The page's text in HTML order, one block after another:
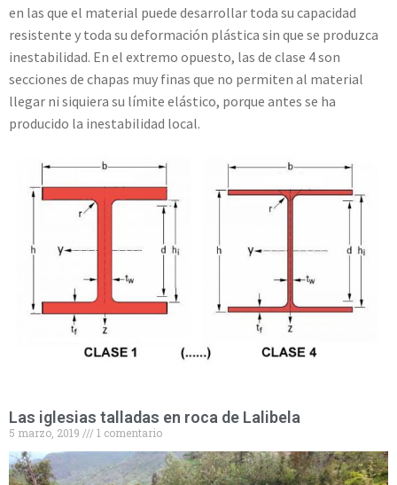
en las que el material puede desarrollar toda su capacidad
resistente y toda su deformación plástica sin que se produzca
inestabilidad. En el extremo opuesto, las de clase 4 son
secciones de chapas muy finas que no permiten al material
llegar ni siquiera su límite elástico, porque antes se ha
producido la inestabilidad local.
Las iglesias talladas en roca de Lalibela
5 marzo, 2019 1 comentario